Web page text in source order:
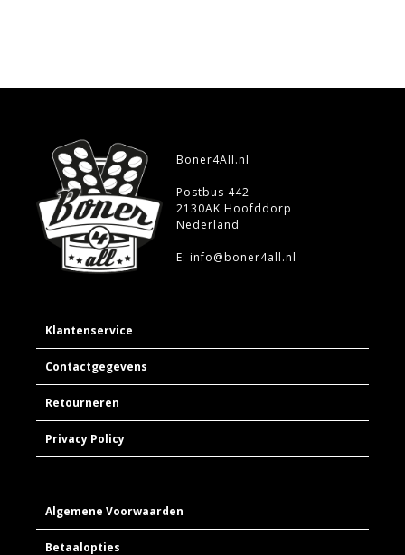
Boner4All.nl
Postbus 442
2130AK Hoofddorp
Nederland
E: info@boner4all.nl
Klantenservice
Contactgegevens
Retourneren
Privacy Policy
Algemene Voorwaarden
Betaalopties